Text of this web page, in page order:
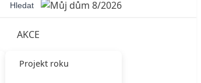
AKCE
Projekt roku